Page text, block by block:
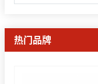
热门品牌